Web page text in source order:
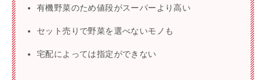
有機野菜のため値段がスーパーより高い
セット売りで野菜を選べないモノも
宅配によっては指定ができない